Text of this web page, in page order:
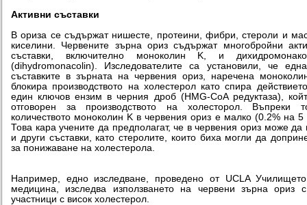
Активни съставки
В ориза се съдържат нишесте, протеини, фибри, стероли и
киселини. Червените зърна ориз съдържат многобройни
съставки, включително моноколин K, и
(dihydromonacolin). Изследователите са установили, че
съставките в зърната на червения ориз, наречена
блокира производството на холестерол като спира
един ключов ензим в черния дроб (HMG-CoA редуктаза),
отговорен за производството на холесторол. Въпреки
количеството моноколин K в червения ориз е малко (0.2% на 5
Това кара учените да предполагат, че в червения ориз може да
и други съставки, като стеролите, които биха могли да
за понижаване на холестерола.
Например, едно изследване, проведено от UCLA
медицина, изследва използването на червени зърна ориз
участници с висок холестерол.